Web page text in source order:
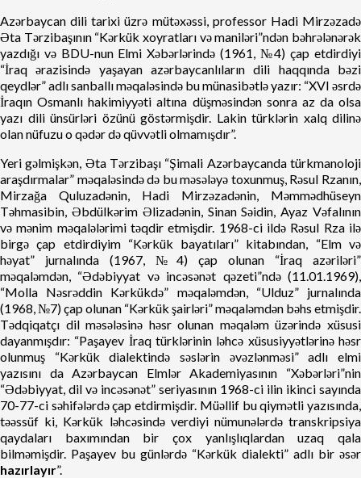
Azərbaycan dili tarixi üzrə mütəxəssi, professor Hadi Mirzəzadə
Əta Tərzibaşının “Kərkük xoyratları və maniləri”ndən bəhrələnərək
yazdığı və BDU-nun Elmi Xəbərlərində (1961, №4) çap etdirdiyi
“İraq ərazisində yaşayan azərbaycanlıların dili haqqında bəzi
qeydlər” adlı sanballı məqaləsində bu münasibətlə yazır: “XVI əsrdə
İraqın Osmanlı hakimiyyəti altına düşməsindən sonra az da olsa
yazı dili ünsürləri özünü göstərmişdir. Lakin türklərin xalq dilinə
olan nüfuzu o qədər də qüvvətli olmamışdır”.
Yeri gəlmişkən, Əta Tərzibaşı “Şimali Azərbaycanda türkmanoloji
araşdırmalar” məqaləsində də bu məsələyə toxunmuş, Rəsul Rzanın,
Mirzağa Quluzadənin, Hadi Mirzəzadənin, Məmmədhüseyn
Təhmasibin, Əbdülkərim Əlizadənin, Sinan Səidin, Ayaz Vəfalının
və mənim məqalələrimi təqdir etmişdir. 1968-ci ildə Rəsul Rza ilə
birgə çap etdirdiyim “Kərkük bayatıları” kitabından, “Elm və
həyat” jurnalında (1967, №4) çap olunan “İraq azəriləri”
məqaləmdən, “Ədəbiyyat və incəsənət qəzeti”ndə (11.01.1969),
“Molla Nəsrəddin Kərkükdə” məqaləmdən, “Ulduz” jurnalında
(1968, №7) çap olunan “Kərkük şairləri” məqaləmdən bəhs etmişdir.
Tədqiqatçı dil məsələsinə həsr olunan məqaləm üzərində xüsusi
dayanmışdır: “Paşayev İraq türklərinin ləhcə xüsusiyyətlərinə həsr
olunmuş “Kərkük dialektində səslərin əvəzlənməsi” adlı elmi
yazısını da Azərbaycan Elmlər Akademiyasının “Xəbərləri”nin
“Ədəbiyyat, dil və incəsənət” seriyasının 1968-ci ilin ikinci sayında
70-77-ci səhifələrdə çap etdirmişdir. Müəllif bu qiymətli yazısında,
təəssüf ki, Kərkük ləhcəsində verdiyi nümunələrdə transkripsiya
qaydaları baxımından bir çox yanlışlıqlardan uzaq qala
bilməmişdir. Paşayev bu günlərdə “Kərkük dialekti” adlı bir əsər
hazırlayır”.